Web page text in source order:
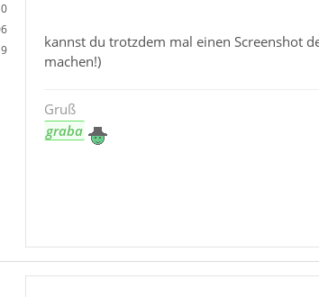
9
kannst du trotzdem mal einen Screenshot
machen!)
Gruß
graba